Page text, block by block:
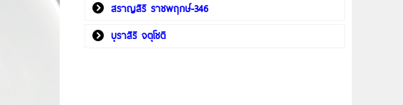
สราญสิริ ราชพฤกษ์-346
บุราสิริ จตุโชติ